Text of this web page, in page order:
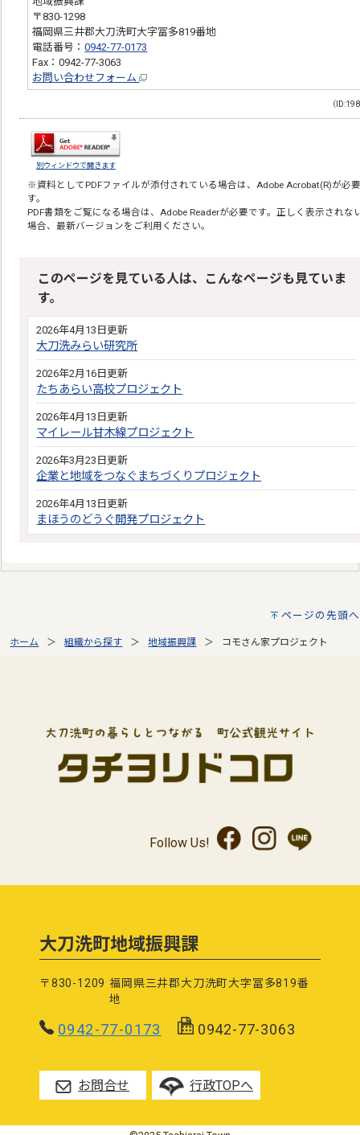
〒830-1298
福岡県三井郡大刀洗町大字冨多819番地
電話番号：0942-77-0173
Fax：0942-77-3063
お問い合わせフォーム
（
別ウィンドウで開きます
※資料としてPDFファイルが添付されている場合は、 Adobe Acrobat(R)が必
す。
PDF書類をご覧になる場合は、 Adobe Readerが必要です。正しく表示されな
場合、最新バージョンをご利用ください。
このページを見ている人は、こんなページも見ていま
す。
2026年4月13日更新
大刀洗みらい研究所
2026年2月16日更新
たちあらい高校プロジェクト
2026年4月13日更新
マイレール甘木線プロジェクト
2026年3月23日更新
企業と地域をつなぐまちづくりプロジェクト
2026年4月13日更新
まほうのどうぐ開発プロジェクト
ページの先頭へ
ホーム 組織から探す 地域振興課 コモさん家プロジェクト
Follow Us!
大刀洗町地域振興課
〒830-1209 福岡県三井郡大刀洗町大字冨多819番
地
0942-77-0173 0942-77-3063
お問合せ 行政TOPへ